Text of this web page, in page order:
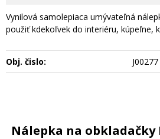
Vynilová samolepiaca umývateľná
použiť kdekoľvek do interiéru, kúpeľne,
Obj. čislo: J00277
Nálepka na obkladačky